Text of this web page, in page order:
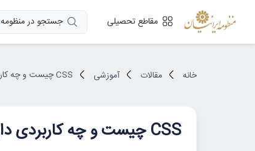
مقاطع تحصیلی جستجو در منظومه
خانه مقالات آموزشی CSS چیست و چه کاربردی دارد؟
CSS چیست و چه کاربردی دارد؟